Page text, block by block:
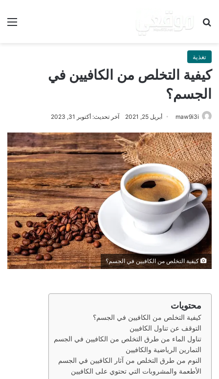
بحث عن
تغذية
كيفية التخلص من الكافيين في
الجسم؟
maw9i3i أبريل 25, 2021 آخر تحديث: أكتوبر 31, 2023
كيفية التخلص من الكافيين في الجسم؟
محتويات
كيفية التخلص من الكافيين في الجسم؟
التوقف عن تناول الكافيين
تناول الماء من طرق التخلص من الكافيين في الجسم
التمارين الرياضية والكافيين
النوم من طرق التخلص من آثار الكافيين في الجسم
الأطعمة والمشروبات التي تحتوي على الكافيين